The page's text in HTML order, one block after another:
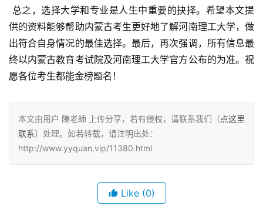
供的资料能够帮助内蒙古考生更好地了解河南理工大学，做
出符合自身情况的最佳选择。最后，再次强调，所有信息最
终以内蒙古教育考试院及河南理工大学官方公布的为准。祝
愿各位考生都能金榜题名！
本文由用户 陳老師 上传分享，若有侵权，请联系我们（点这里
联系）处理。如若转载，请注明出处：
http://www.yyquan.vip/11380.html
Like (0)